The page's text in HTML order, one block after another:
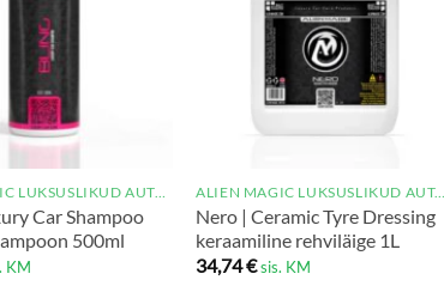
ALIEN MAGIC LUKSUSLIKUD AUTOHOOLDUSTOOTED
Car Shampoo
500ml
KM
ALIEN MAGIC LUKSUSLIKUD AUTOHOOLDUSTOOTED
Nero | Ceramic Tyre Dressing
keraamiline rehviläige 1L
34,74€sis. KM